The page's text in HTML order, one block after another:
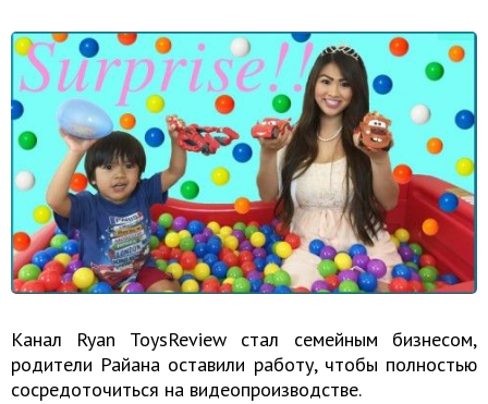
Канал Ryan ToysReview стал семейным бизнесом,
родители Райана оставили работу, чтобы полностью
сосредоточиться на видеопроизводстве.